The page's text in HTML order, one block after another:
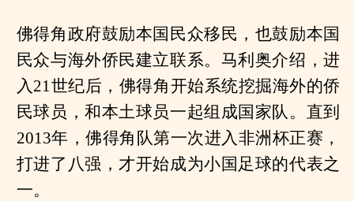
佛得角政府鼓励本国民众移民，也鼓励本国
民众与海外侨民建立联系。马利奥介绍，进
入21世纪后，佛得角开始系统挖掘海外的侨
民球员，和本土球员一起组成国家队。直到
2013年，佛得角队第一次进入非洲杯正赛，
打进了八强，才开始成为小国足球的代表之
一。